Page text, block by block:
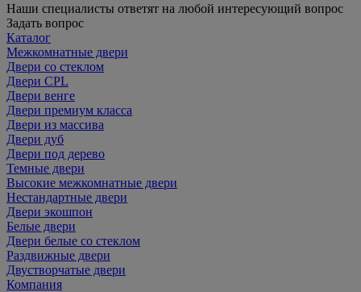
Наши специалисты ответят на любой интересующий вопрос
Задать вопрос
Каталог
Межкомнатные двери
Двери со стеклом
Двери CPL
Двери венге
Двери премиум класса
Двери из массива
Двери дуб
Двери под дерево
Темные двери
Высокие межкомнатные двери
Нестандартные двери
Двери экошпон
Белые двери
Двери белые со стеклом
Раздвижные двери
Двустворчатые двери
Компания